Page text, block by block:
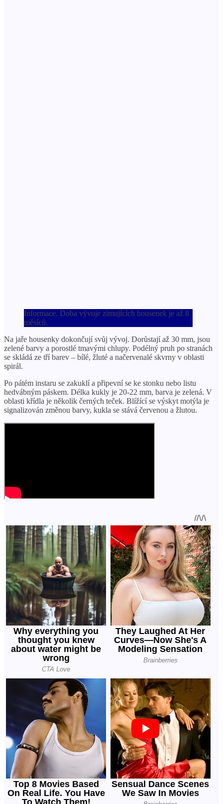
Informace. Doba vývoje zimujících housenek je až 8
měsíců.
Na jaře housenky dokončují svůj vývoj. Dorůstají až 30 mm, jsou
zelené barvy a porostlé tmavými chlupy. Podélný pruh po stranách
se skládá ze tří barev – bílé, žluté a načervenalé skvrny v oblasti
spirál.
Po pátém instaru se zakuklí a připevní se ke stonku nebo listu
hedvábným páskem. Délka kukly je 20-22 mm, barva je zelená. V
oblasti křídla je několik černých teček. Blížící se výskyt motýla je
signalizován změnou barvy, kukla se stává červenou a žlutou.